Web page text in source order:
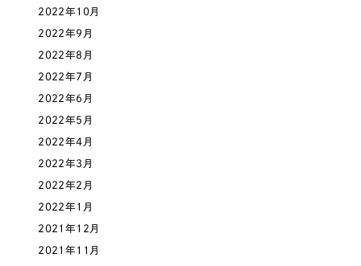
カラフル・多色
その他
さらに条件を追加する
2022年10月
2022年9月
2022年8月
2022年7月
2022年6月
2022年5月
2022年4月
2022年3月
2022年2月
2022年1月
2021年12月
2021年11月